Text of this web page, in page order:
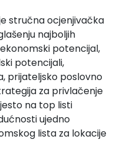
stručna ocjenjivačka
najboljih
potencijal,
potencijali,
prijateljsko poslovno
za privlačenje
na top listi
ujedno
lista za lokacije